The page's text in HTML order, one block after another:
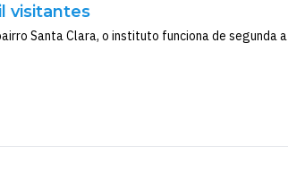
visitantes
Santa Clara, o instituto funciona de segunda